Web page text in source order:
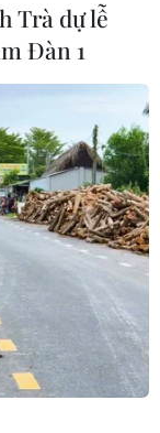
tấn
tấn gạo đến 57
nửa đầu
trước.
Trà dự lễ
Đàn 1